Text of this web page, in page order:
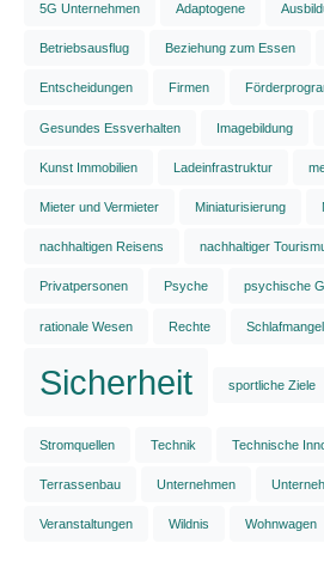
5G Unternehmen Adaptogene
Betriebsausflug Beziehung zum Essen
Entscheidungen Firmen
Gesundes Essverhalten Imagebildung
Kunst Immobilien Ladeinfrastruktur
Mieter und Vermieter Miniaturisierung
nachhaltigen Reisens nachhaltiger
Privatpersonen Psyche psychische
rationale Wesen Rechte Schlafmangel
Sicherheit sportliche Ziele
Stromquellen Technik Technische
Terrassenbau Unternehmen
Veranstaltungen Wildnis Wohnwagen